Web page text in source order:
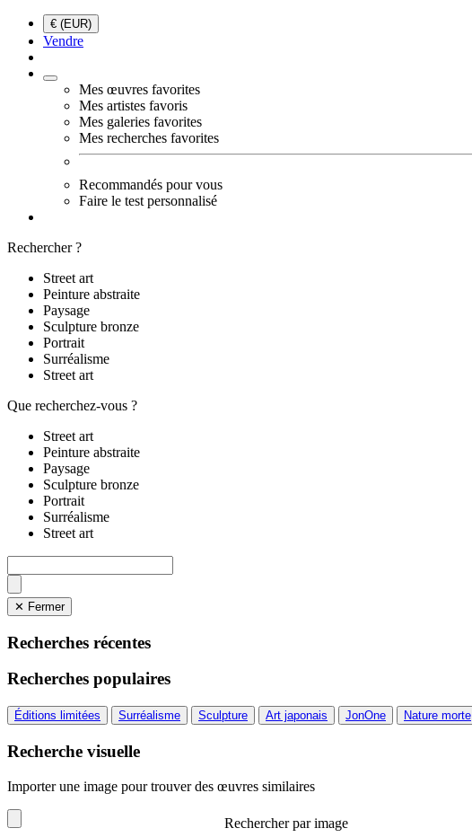
€ (EUR)
Vendre
Mes œuvres favorites
Mes artistes favoris
Mes galeries favorites
Mes recherches favorites
Recommandés pour vous
Faire le test personnalisé
Rechercher ?
Street art
Peinture abstraite
Paysage
Sculpture bronze
Portrait
Surréalisme
Street art
Que recherchez-vous ?
Street art
Peinture abstraite
Paysage
Sculpture bronze
Portrait
Surréalisme
Street art
✕ Fermer
Recherches récentes
Recherches populaires
Éditions limitées Surréalisme Sculpture Art japonais JonOne Nature morte
Recherche visuelle
Importer une image pour trouver des œuvres similaires
Rechercher par image